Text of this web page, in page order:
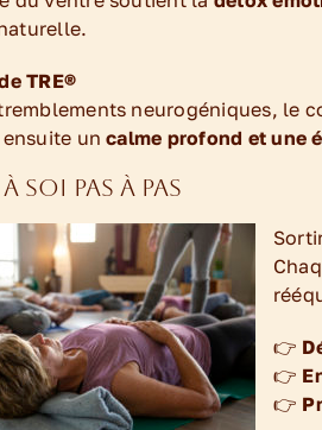
TRE®
neurogéniques, le
ensuite uncalme profond et une
soi pas à pas
👉
👉
👉